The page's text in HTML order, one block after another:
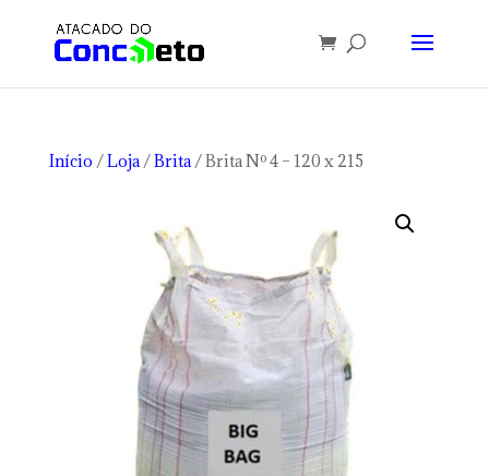
Início /Loja/Brita/ Brita Nº 4 – 120 x 215